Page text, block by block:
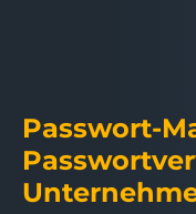
Passwort-